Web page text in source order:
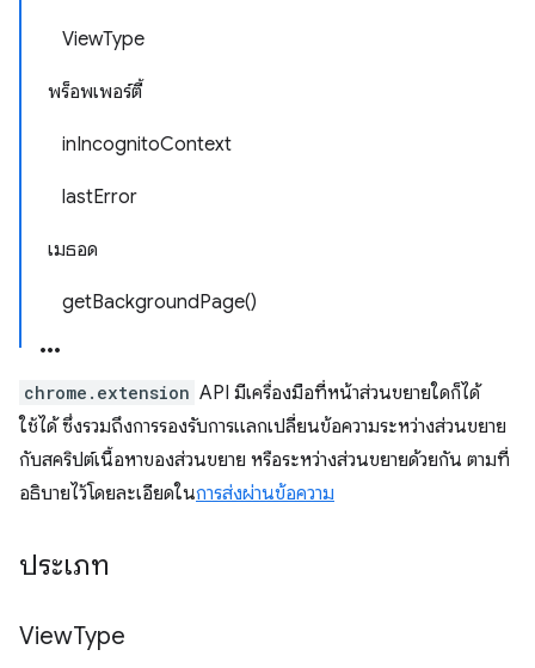
ViewType
พร็อพเพอร์ตี้
inIncognitoContext
lastError
เมธอด
getBackgroundPage()
chrome.extension API มีเครื่องมือที่หน้าส่วนขยายใดก็ได้
ใช้ได้ ซึ่งรวมถึงการรองรับการแลกเปลี่ยนข้อความระหว่างส่วนขยาย
กับสคริปต์เนื้อหาของส่วนขยาย หรือระหว่างส่วนขยายด้วยกัน ตามที่
อธิบายไว้โดยละเอียดในการส่งผ่านข้อความ
ประเภท
ViewType